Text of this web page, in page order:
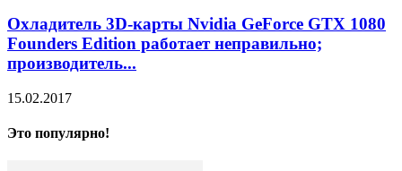
Охладитель 3D-карты Nvidia GeForce GTX 1080
Founders Edition работает неправильно;
производитель...
15.02.2017
Это популярно!